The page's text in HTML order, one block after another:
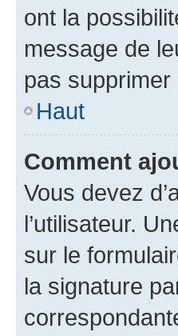
ont la
message de
pas supprimer
Haut
Comment
Vous devez
l’utilisateur.
sur le
la signature